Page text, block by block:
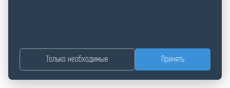
Только необходимые Принять